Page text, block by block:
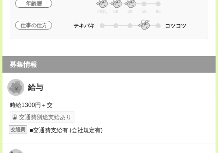
年齢層
20代 30 40 50 60
仕事の仕方 テキパキ コツコツ
募集情報
給与
時給1300円＋交
交通費別途支給あり
交通費 ■交通費支給有 (会社規定有)